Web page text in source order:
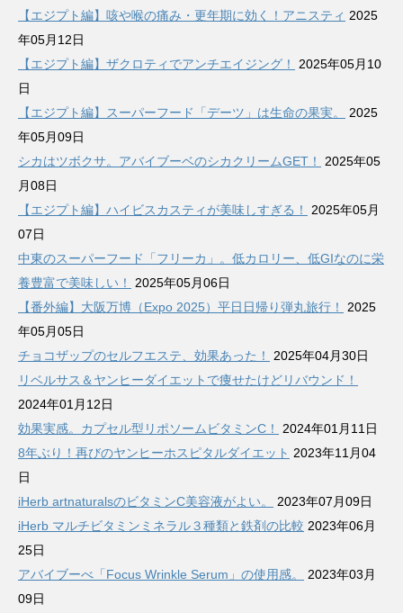
【エジプト編】咳や喉の痛み・更年期に効く！アニスティ 2025
年05月12日
【エジプト編】ザクロティでアンチエイジング！
2025年05月10
日
【エジプト編】スーパーフード「デーツ」は生命の果実。
2025
年05月09日
シカはツボクサ。アバイブーベのシカクリームGET！
2025年05
月08日
【エジプト編】ハイビスカスティが美味しすぎる！
2025年05月
07日
中東のスーパーフード「フリーカ」。低カロリー、低GIなのに栄
養豊富で美味しい！
2025年05月06日
【番外編】大阪万博（Expo 2025）平日日帰り弾丸旅行！
2025
年05月05日
チョコザップのセルフエステ、効果あった！
2025年04月30日
リベルサス＆ヤンヒーダイエットで痩せたけどリバウンド！
2024年01月12日
効果実感。カプセル型リポソームビタミンC！
2024年01月11日
8年ぶり！再びのヤンヒーホスピタルダイエット 2023年11月04
日
iHerb artnaturalsのビタミンC美容液がよい。
2023年07月09日
iHerb マルチビタミンミネラル３種類と鉄剤の比較 2023年06月
25日
アバイブーべ「Focus Wrinkle Serum」の使用感。
2023年03月
09日